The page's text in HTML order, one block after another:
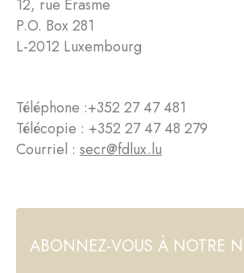
12, rue Erasme
P.O. Box 281
L-2012 Luxembourg
Téléphone :+352 27 47 481
Télécopie : +352 27 47 48 279
Courriel : secr@fdlux.lu
ABONNEZ-VOUS À NOTRE